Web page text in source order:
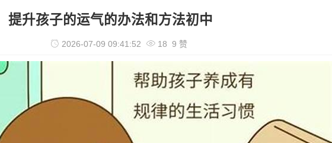
提升孩子的运气的办法和方法初中
2026-07-09 09:41:52 18 9 赞